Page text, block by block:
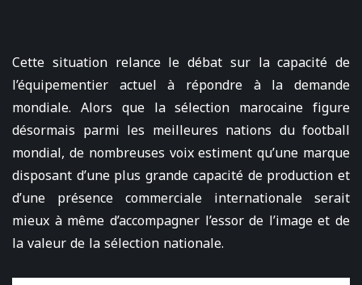
Cette situation relance le débat sur la capacité de
l’équipementier actuel à répondre à la demande
mondiale. Alors que la sélection marocaine figure
désormais parmi les meilleures nations du football
mondial, de nombreuses voix estiment qu’une marque
disposant d’une plus grande capacité de production et
d’une présence commerciale internationale serait
mieux à même d’accompagner l’essor de l’image et de
la valeur de la sélection nationale.